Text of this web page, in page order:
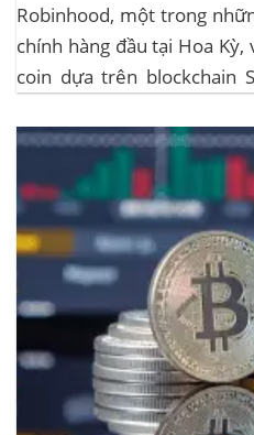
Robinhood, một trong
chính hàng đầu tại Hoa
coin dựa trên blockchain
mẽ cho cả hai đồng tiền